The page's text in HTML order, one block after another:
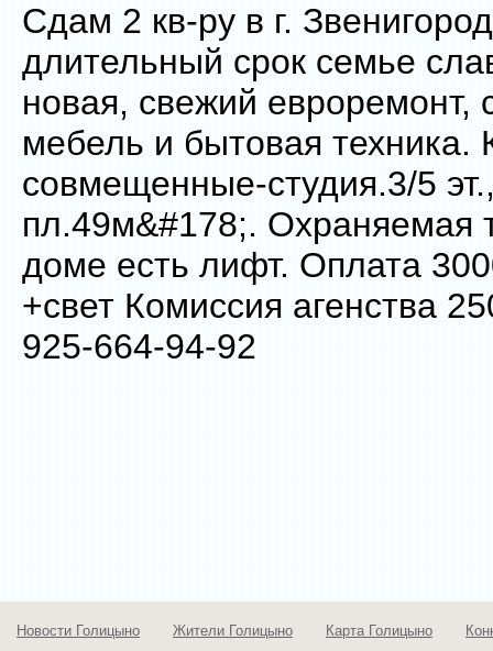
Сдам 2 кв-ру в г.
длительный срок семье
новая, свежий евроремонт,
мебель и бытовая техника.
совмещенные-студия.3/5
пл.49м&#178;. Охраняемая
доме есть лифт. Оплата
+свет Комиссия агенства
925-664-94-92
Новости Голицыно Жители Голицыно Карта Голицыно